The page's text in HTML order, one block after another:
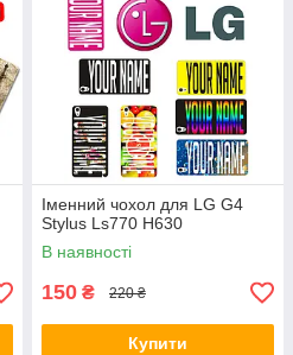
Іменний чохол для LG G4
Stylus Ls770 H630
В наявності
150 ₴ 220 ₴
Купити